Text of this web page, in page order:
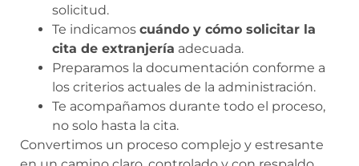
solicitud.
Te indicamos cuándo y cómo solicitar la
cita de extranjería adecuada.
Preparamos la documentación conforme a
los criterios actuales de la administración.
Te acompañamos durante todo el proceso,
no solo hasta la cita.
Convertimos un proceso complejo y estresante